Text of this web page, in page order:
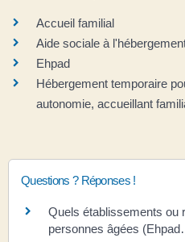
Accueil familial
Aide sociale à
Ehpad
Hébergement temporaire
autonomie, accueillant
Questions ? Réponses !
Quels établissements ou
personnes âgées